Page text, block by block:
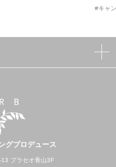
#キャ
グプロデュース
プラセオ青山3F